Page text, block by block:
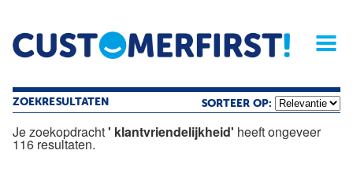
Home Opinie Archief
Magazine
ZOEKRESULTATEN SORTEER OP:
Je zoekopdracht' klantvriendelijkheid' heeft ongeveer
116 resultaten.